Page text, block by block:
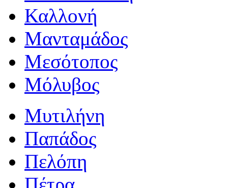
Καλλονή
Μανταμάδος
Μεσότοπος
Μόλυβος
Μυτιλήνη
Παπάδος
Πελόπη